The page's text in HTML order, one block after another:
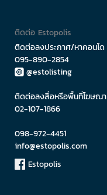
ติดต่อ Estopolis
ติดต่อลงประกาศ/หาคอนโด
095-890-2854
@estolisting
ติดต่อลงสื่อหรือพื้นที่โฆษณา
02-107-1866
098-972-4451
info@estopolis.com
Estopolis